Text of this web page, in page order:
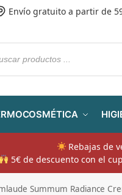
Envío gratuito a partir de
Rebajas de
5€ de descuento con el
Summum Radiance